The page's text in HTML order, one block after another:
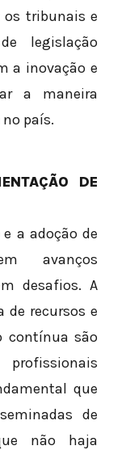
os tribunais e
legislação
a inovação e
a maneira
país.
DE
a adoção de
avanços
desafios. A
de recursos e
contínua são
que
de
não haja